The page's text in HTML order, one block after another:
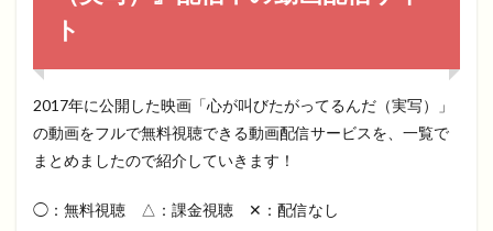
ト
2017年に公開した映画「心が叫びたがってるんだ（実写）」
の動画をフルで無料視聴できる動画配信サービスを、一覧で
まとめましたので紹介していきます！
◯：無料視聴 △：課金視聴 ✕：配信なし